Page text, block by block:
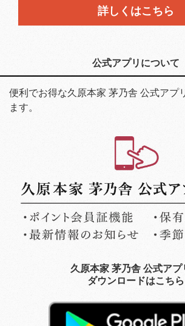
詳しくはこちら
公式アプリについて
便利でお得な久原本家 茅乃舎 公式アプ
ます。
久原本家 茅乃舎 公式アプ
ダウンロードはこちら